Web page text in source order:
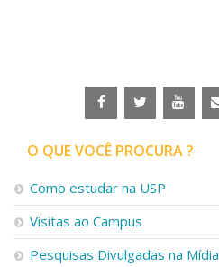
Defesa de Teses
O QUE VOCÊ PROCURA ?
Como estudar na USP
Visitas ao Campus
Pesquisas Divulgadas na Mídia